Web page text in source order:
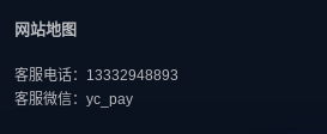
网站地图
客服电话：13332948893
客服微信：yc_pay